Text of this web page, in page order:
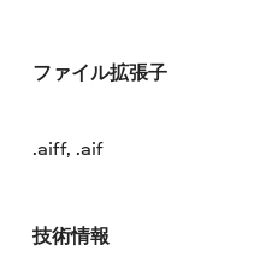
ファイル拡張子
.aiff, .aif
技術情報